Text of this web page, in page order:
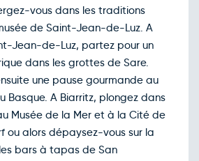
/pers
Retour le Mar. 01 déc. 26
Décembre 2026
/pers
Retour le Mer. 02 déc. 26
/pers
Retour le Jeu. 03 déc. 26
/pers
Retour le Ven. 04 déc. 26
vous dans les traditions
de Saint-Jean-de-Luz. A
Jean-de-Luz, partez pour un
dans les grottes de Sare.
une pause gourmande au
Basque. A Biarritz, plongez dans
Musée de la Mer et à la Cité de
ou alors dépaysez-vous sur la
bars à tapas de San